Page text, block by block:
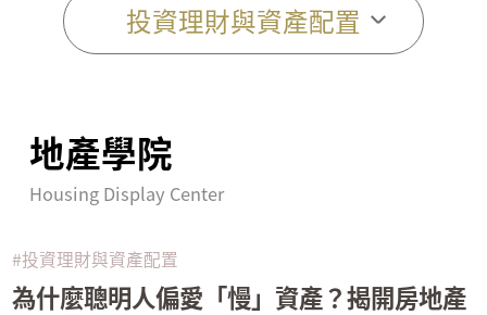
投資理財與資產配置
地產學院
Housing Display Center
#投資理財與資產配置
為什麼聰明人偏愛「慢」資產？揭開房地產